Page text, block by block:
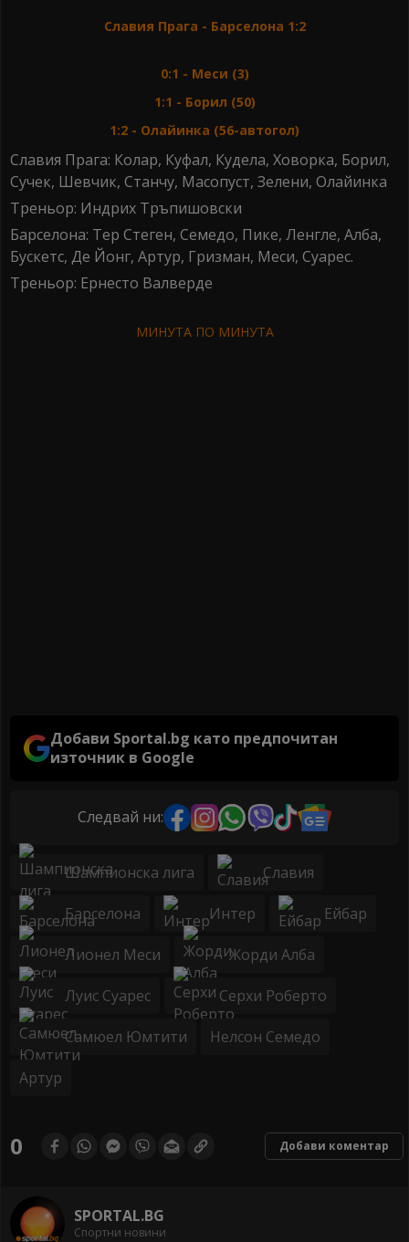
Славия Прага - Барселона 1:2
0:1 - Меси (3)
1:1 - Борил (50)
1:2 - Олайинка (56-автогол)
Славия Прага: Колар, Куфал, Кудела, Ховорка, Борил,
Сучек, Шевчик, Станчу, Масопуст, Зелени, Олайинка
Треньор: Индрих Тръпишовски
Барселона: Тер Стеген, Семедо, Пике, Ленгле, Алба,
Бускетс, Де Йонг, Артур, Гризман, Меси, Суарес.
Треньор: Ернесто Валверде
МИНУТА ПО МИНУТА
Добави Sportal.bg като предпочитан
източник в Google
Следвай ни:
Шампионска лига Славия
Барселона Интер Ейбар
Лионел Меси Жорди Алба
Луис Суарес Серхи Роберто
Самюел Юмтити Нелсон Семедо
Артур
0 Добави коментар
SPORTAL.BG
Спортни новини